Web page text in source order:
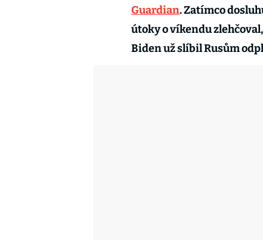
Guardian. Zatímco
útoky o víkendu
Biden už slíbil Rusům